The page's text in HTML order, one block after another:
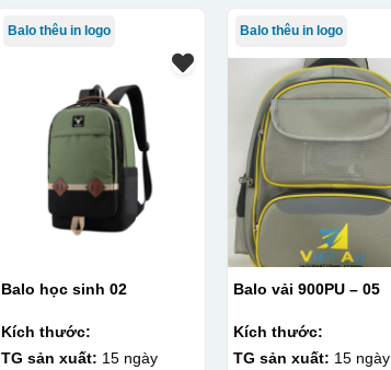
Balo thêu in logo
Balo học sinh 02
Kích thước:
TG sản xuất: 15 ngày
Balo thêu in logo
Balo vải 900PU – 05
Kích thước:
TG sản xuất: 15 ngày